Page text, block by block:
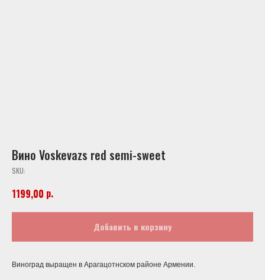
Вино Voskevazs red semi-sweet
SKU:
1199,00 р.
Добавить в корзину
Виноград выращен в Арагацотнском районе Армении.